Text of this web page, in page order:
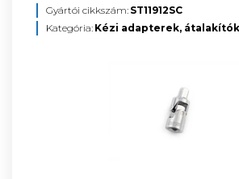
Gyártói cikkszám: ST11912SC
Kategória: Kézi adapterek, átalakítók